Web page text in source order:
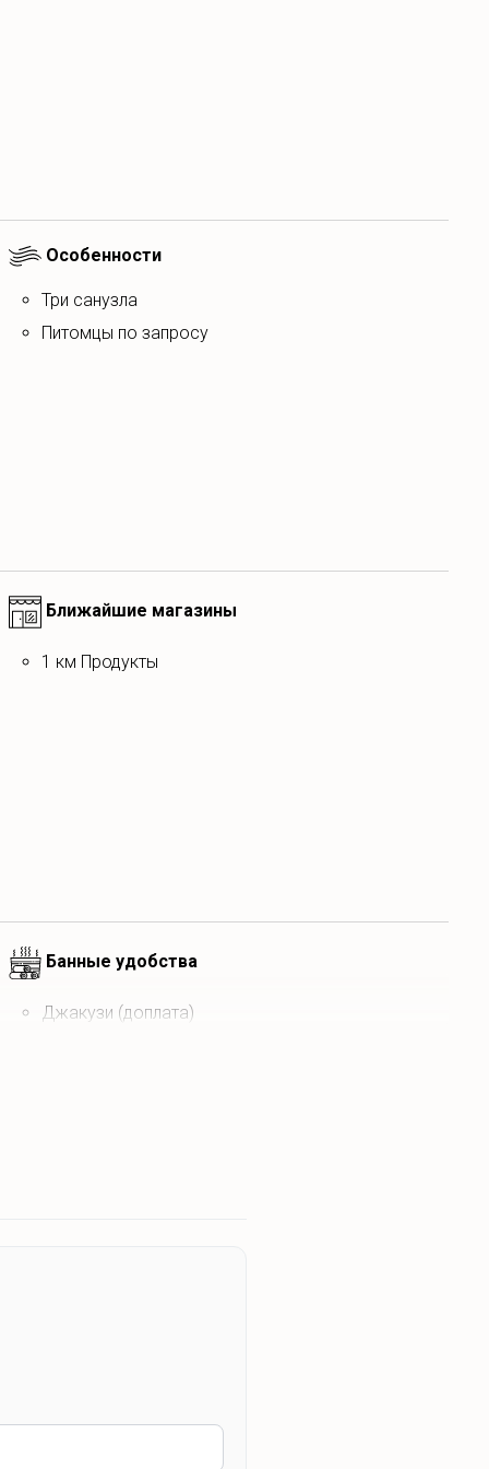
Особенности
Три санузла
Питомцы по запросу
Ближайшие магазины
1 км Продукты
Банные удобства
Джакузи (доплата)